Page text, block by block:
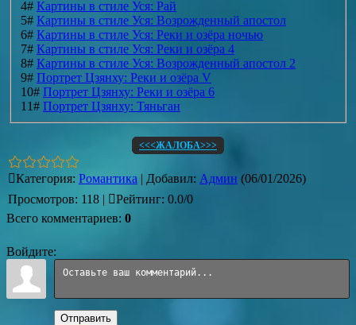
4# Картины в стиле Уся: Рай
5# Картины в стиле Уся: Возрожденный апостол
6# Картины в стиле Уся: Реки и озёра ночью
7# Картины в стиле Уся: Реки и озёра 4
8# Картины в стиле Уся: Возрожденный апостол 2
9# Портрет Цзянху: Реки и озёра V
10# Портрет Цзянху: Реки и озёра 6
11# Портрет Цзянху: Тяньган
<<<ЖАЛОБА>>>
Категория: Романтика | Добавил: Админ (06/01/2026)
Просмотров: 118 | Рейтинг: 0.0/0
Всего комментариев: 0
Войдите:
Отправить